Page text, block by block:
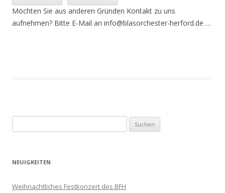
Möchten Sie aus anderen Gründen Kontakt zu uns
aufnehmen? Bitte E-Mail an info@blasorchester-herford.de …
nach:
NEUIGKEITEN
Weihnachtliches Festkonzert des BFH